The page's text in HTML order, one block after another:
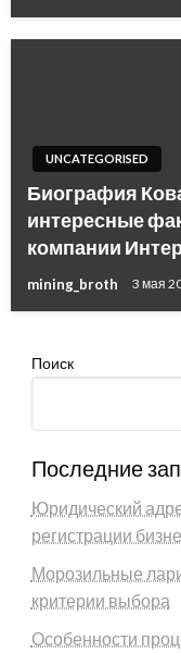
UNCATEGORISED
Биография
интересные
компании
mining_broth 3 мая
Поиск
Последние
Юридический
регистрации
Морозильные
критерии выбора
Особенности